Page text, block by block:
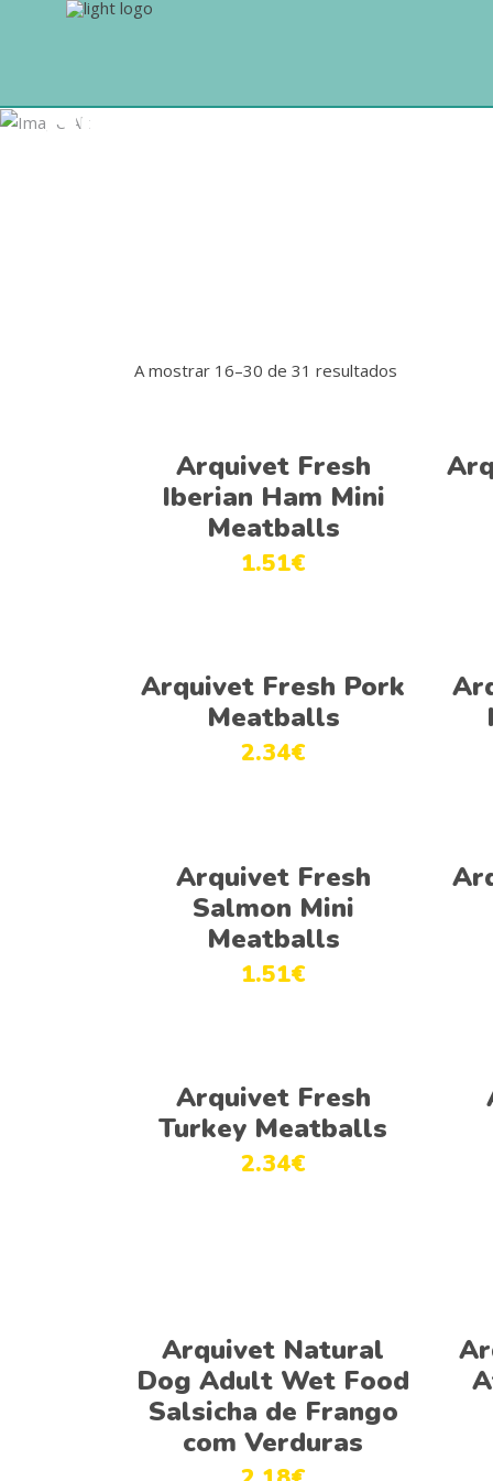
Húmida
A mostrar 16–30 de 31 resultados
Adicionar
Arquivet Fresh
Iberian Ham Mini
Meatballs
1.51€
Adicionar
Arquivet Fresh Pork
Meatballs
2.34€
Adicionar
Arquivet Fresh
Salmon Mini
Meatballs
1.51€
Adicionar
Arquivet Fresh
Turkey Meatballs
2.34€
Ver opções
Arquivet Natural
Dog Adult Wet Food
Salsicha de Frango
com Verduras